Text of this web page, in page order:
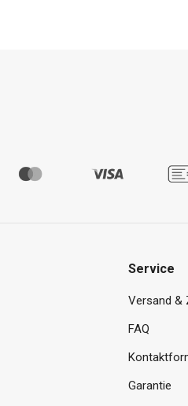
Service
Versand &
FAQ
Garantie